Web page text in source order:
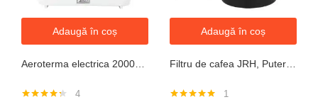
Adaugă în coș
4
Adaugă în coș
1